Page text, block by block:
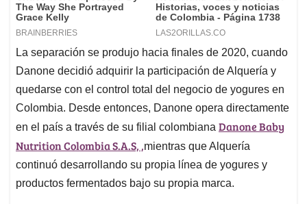
La separación se produjo hacia finales de 2020, cuando
Danone decidió adquirir la participación de Alquería y
quedarse con el control total del negocio de yogures en
Colombia. Desde entonces, Danone opera directamente
en el país a través de su filial colombiana Danone Baby
Nutrition Colombia S.A.S, ,mientras que Alquería
continuó desarrollando su propia línea de yogures y
productos fermentados bajo su propia marca.